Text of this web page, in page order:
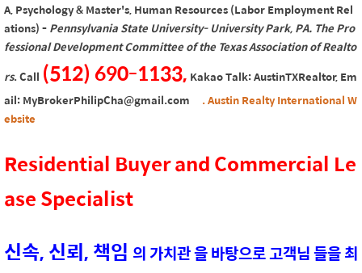
A, Psychology & Master's, Human Resources (Labor Employment Rel
ations) -Pennsylvania State University- University Park, PA. The Pro
fessional Development Committee of the Texas Association of Realto
rs. Call (512) 690-1133, Kakao Talk: AustinTXRealtor, Em
ail: MyBrokerPhilipCha@gmail.com
. Austin Realty International W
ebsite
Residential Buyer and Commercial Le
ase Specialist
신속, 신뢰, 책임 의 가치관 을 바탕으로 고객님 들을 최